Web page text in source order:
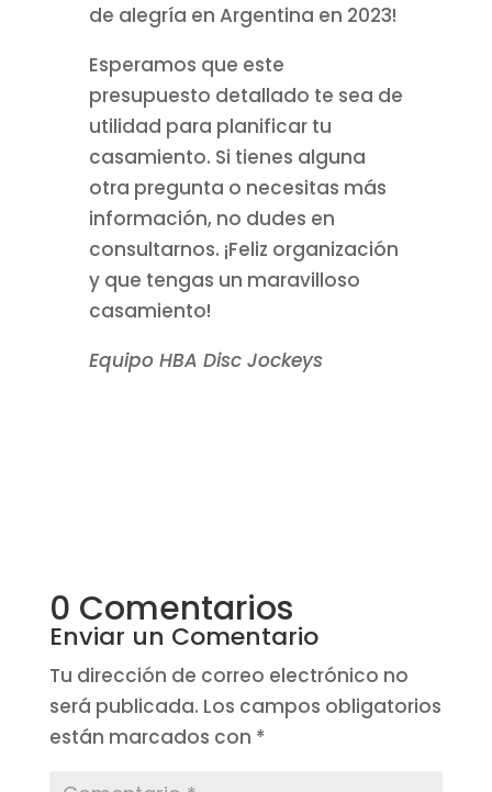
de alegría en Argentina en 2023!
Esperamos que este
presupuesto detallado te sea de
utilidad para planificar tu
casamiento. Si tienes alguna
otra pregunta o necesitas más
información, no dudes en
consultarnos. ¡Feliz organización
y que tengas un maravilloso
casamiento!
Equipo HBA Disc Jockeys
0 Comentarios
Enviar un Comentario
Tu dirección de correo electrónico no
será publicada. Los campos obligatorios
están marcados con *